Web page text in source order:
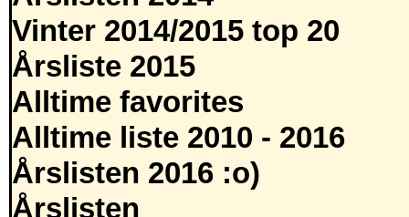
Vinter 2014/2015 top 20
Årsliste 2015
Alltime favorites
Alltime liste 2010 - 2016
Årslisten 2016 :o)
Årslisten